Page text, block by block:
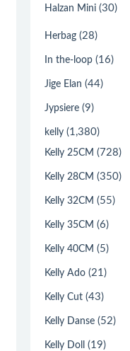
Halzan Mini (30)
Herbag (28)
In the-loop (16)
Jige Elan (44)
Jypsiere (9)
kelly (1,380)
Kelly 25CM (728)
Kelly 28CM (350)
Kelly 32CM (55)
Kelly 35CM (6)
Kelly 40CM (5)
Kelly Ado (21)
Kelly Cut (43)
Kelly Danse (52)
Kelly Doll (19)